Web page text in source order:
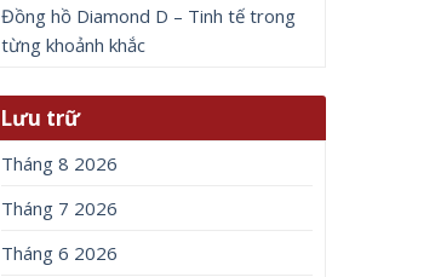
Đồng hồ Diamond D – Tinh tế trong
từng khoảnh khắc
Lưu trữ
Tháng 8 2026
Tháng 7 2026
Tháng 6 2026